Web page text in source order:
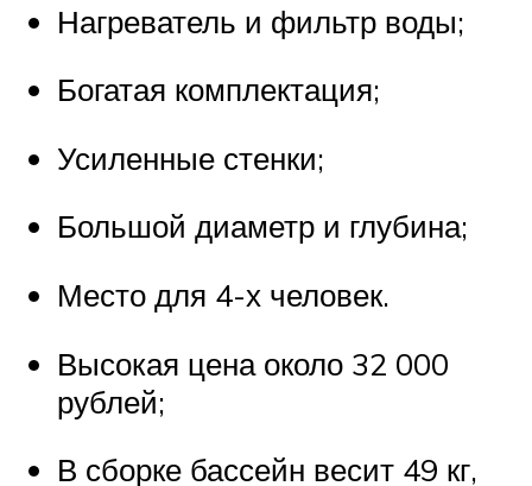
Нагреватель и фильтр воды;
Богатая комплектация;
Усиленные стенки;
Большой диаметр и глубина;
Место для 4-х человек.
Высокая цена около 32 000
рублей;
В сборке бассейн весит 49 кг,